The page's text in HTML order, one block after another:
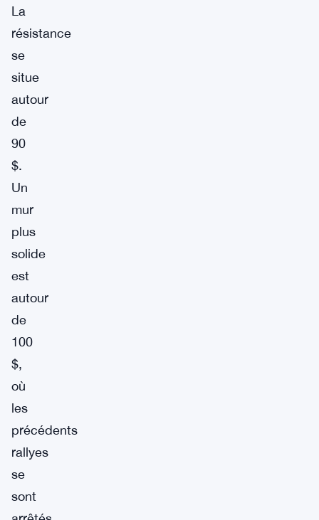
La
résistance
se
situe
autour
de
90
$.
Un
mur
plus
solide
est
autour
de
100
$,
où
les
précédents
rallyes
se
sont